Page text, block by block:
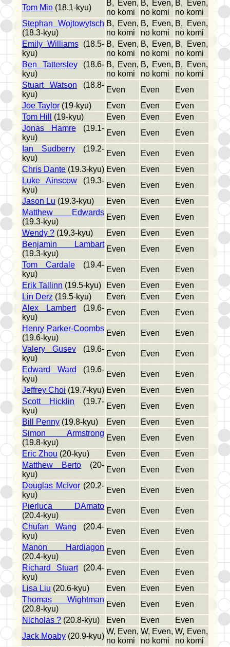
Tom Min (18.1-kyu)
B, Even,
no komi
B, Even,
no komi
B, Even,
no komi
Stephan Wojtowytsch
(18.3-kyu)
B, Even,
no komi
B, Even,
no komi
B, Even,
no komi
Emily Williams (18.5-
kyu)
B, Even,
no komi
B, Even,
no komi
B, Even,
no komi
Ben Tattersley (18.6-
kyu)
B, Even,
no komi
B, Even,
no komi
B, Even,
no komi
Stuart Watson (18.8-
kyu)
Even Even
Even
Joe Taylor (19-kyu) Even Even
Even
Tom Hill
(19-kyu) Even Even
Even
Jonas Hamre (19.1-
kyu)
Even Even
Even
Ian Sudberry (19.2-
kyu)
Even Even
Even
Chris Dante (19.3-kyu) Even Even
Even
Luke Ainscow (19.3-
kyu)
Even Even
Even
Jason Lu (19.3-kyu) Even Even
Even
Matthew Edwards
(19.3-kyu)
Even Even
Even
Wendy ? (19.3-kyu) Even Even
Even
Benjamin Lambart
(19.3-kyu)
Even Even
Even
Tom Cardale (19.4-
kyu)
Even Even
Even
Erik Tallinn (19.5-kyu) Even Even
Even
Lin Derz (19.5-kyu) Even Even
Even
Alex Lambert(19.6-
kyu)
Even Even
Even
Henry Parker-Coombs
(19.6-kyu)
Even Even
Even
Valery Gusev (19.6-
kyu)
Even Even
Even
Edward Ward (19.6-
kyu)
Even Even
Even
Jeffrey Choi (19.7-kyu) Even Even
Even
Scott Hicklin (19.7-
kyu)
Even Even
Even
Bill Penny (19.8-kyu) Even Even
Even
Simon Armstrong
(19.8-kyu)
Even Even
Even
Eric Zhou (20-kyu) Even Even
Even
Matthew Berto (20-
kyu)
Even Even
Even
Douglas McIvor (20.2-
kyu)
Even Even
Even
Pierluca DAmato
(20.4-kyu)
Even Even
Even
Chufan Wang (20.4-
kyu)
Even Even
Even
Manon Hardiagon
(20.4-kyu)
Even Even
Even
Richard Stuart(20.4-
kyu)
Even Even
Even
Lisa Liu (20.6-kyu) Even Even
Even
Thomas Wightman
(20.8-kyu)
Even Even
Even
Nicholas ? (20.8-kyu) Even Even
Even
Jack Moaby (20.9-kyu)
W, Even,
no komi
W, Even,
no komi
W, Even,
no komi